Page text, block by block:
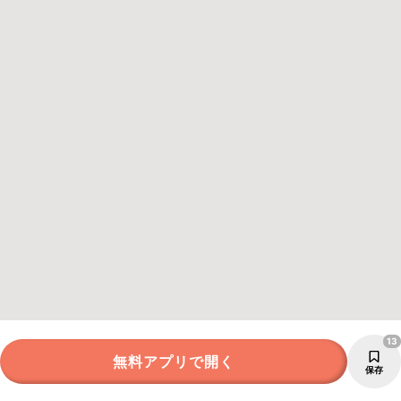
無料アプリで開く 保存
13